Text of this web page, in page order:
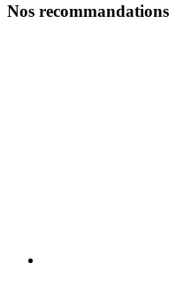
Nos recommandations